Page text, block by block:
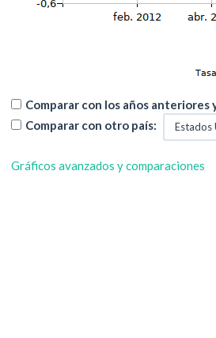
Comparar con los años anteriores
Comparar con otro país:
Gráficos avanzados y comparaciones